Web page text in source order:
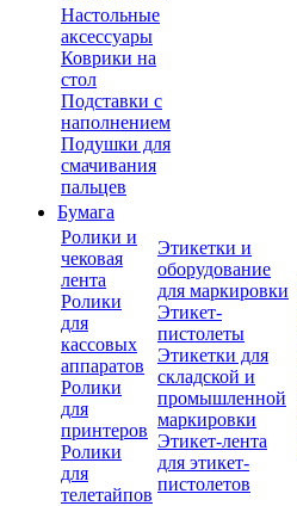
Настольные
аксессуары
Коврики на
стол
Подставки с
наполнением
Подушки для
смачивания
пальцев
Бумага
Ролики и
чековая
лента
Ролики
для
кассовых
аппаратов
Ролики
для
принтеров
Ролики
для
телетайпов
Этикетки и
оборудование
для маркировки
Этикет-
пистолеты
Этикетки для
складской и
промышленной
маркировки
Этикет-лента
для этикет-
пистолетов